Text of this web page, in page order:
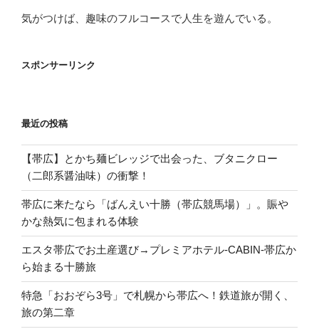
気がつけば、趣味のフルコースで人生を遊んでいる。
スポンサーリンク
最近の投稿
【帯広】とかち麺ビレッジで出会った、ブタニクロー
（二郎系醤油味）の衝撃！
帯広に来たなら「ばんえい十勝（帯広競馬場）」。賑や
かな熱気に包まれる体験
エスタ帯広でお土産選び→プレミアホテル-CABIN-帯広か
ら始まる十勝旅
特急「おおぞら3号」で札幌から帯広へ！鉄道旅が開く、
旅の第二章